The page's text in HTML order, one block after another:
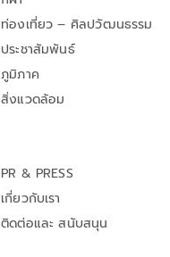
ท่องเที่ยว – ศิลปวัฒนธรรม
ประชาสัมพันธ์
ภูมิภาค
สิ่งแวดล้อม
PR & PRESS
เกี่ยวกับเรา
ติดต่อและ สนับสนุน